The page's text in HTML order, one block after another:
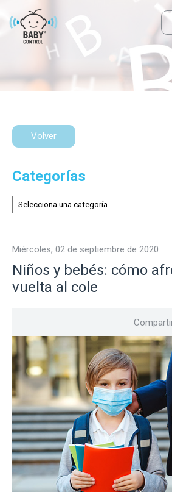
Volver
Categorías
miércoles, 02 de septiembre de 2020
Niños y bebés: cómo
vuelta al cole